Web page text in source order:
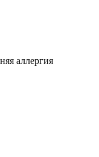
аллергия